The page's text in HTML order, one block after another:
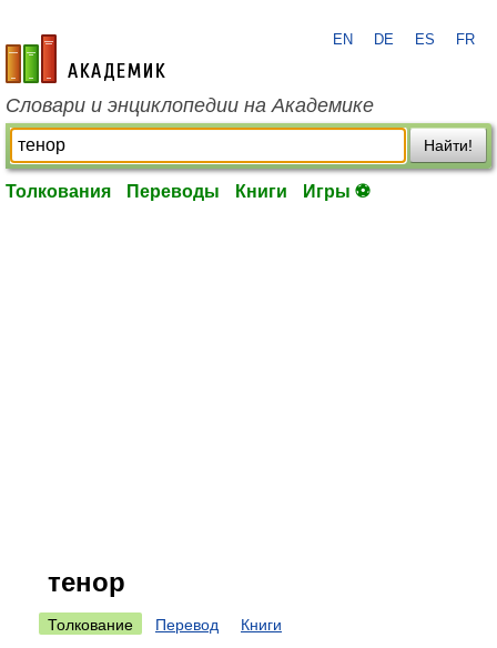
academic.ru
EN DE ES FR
Словари и энциклопедии на Академике
Найти!
Толкования Переводы Книги Игры ⚽
тенор
Толкование Перевод Книги